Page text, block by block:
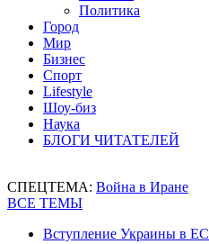
Политика
Город
Мир
Бизнес
Спорт
Lifestyle
Шоу-биз
Наука
БЛОГИ ЧИТАТЕЛЕЙ
СПЕЦТЕМА: Война в Иране
ВСЕ ТЕМЫ
Вступление Украины в ЕС